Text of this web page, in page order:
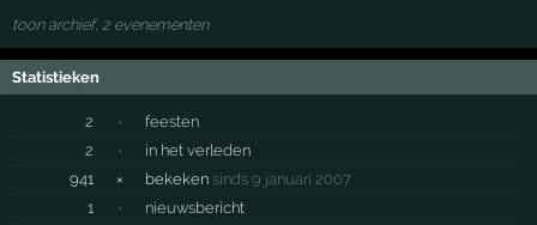
toon archief, 2 evenementen
Statistieken
2 ·
feesten
2
·
in het verleden
941
× bekeken sinds 9 januari 2007
1
·
nieuwsbericht